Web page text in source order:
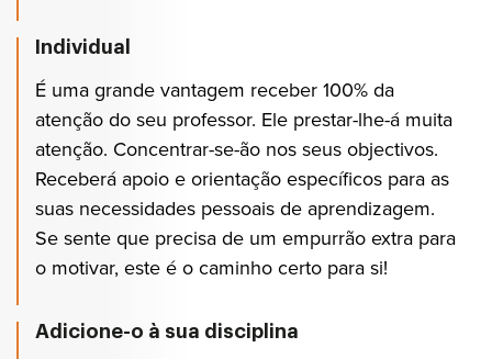
Individual
É uma grande vantagem receber 100% da
atenção do seu professor. Ele prestar-lhe-á muita
atenção. Concentrar-se-ão nos seus objectivos.
Receberá apoio e orientação específicos para as
suas necessidades pessoais de aprendizagem.
Se sente que precisa de um empurrão extra para
o motivar, este é o caminho certo para si!
Adicione-o à sua disciplina